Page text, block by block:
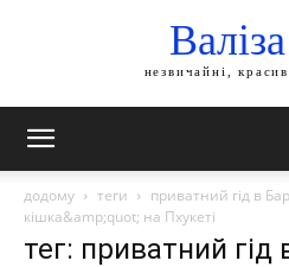
незвичайні,
додому теги
приватний гід в
кішка&amp;quot; на Пхукеті
тег: приватний гід